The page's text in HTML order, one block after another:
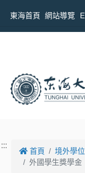
東海首頁
網站導覽
:::
首頁 境外學
外國學生獎學金